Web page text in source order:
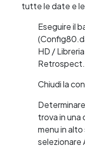
tutte le date e
Eseguire il
HD /
Retrospect.
Chiudi la
trova in una
menu in alto
selezionare